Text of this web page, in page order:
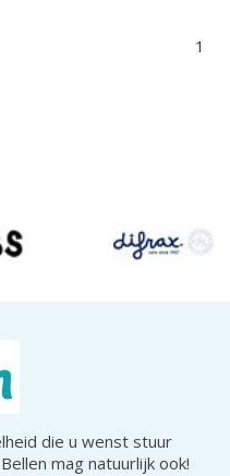
1
die u wenst stuur
mag natuurlijk ook!